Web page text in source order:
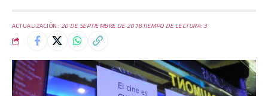
ACTUALIZACIÓN: 20 DE SEPTIEMBRE DE 2018TIEMPO DE LECTURA: 3